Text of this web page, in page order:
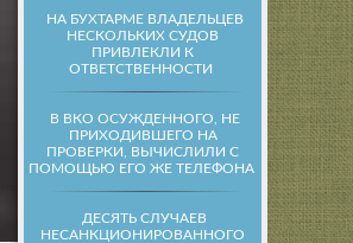
НА БУХТАРМЕ ВЛАДЕЛЬЦЕВ
НЕСКОЛЬКИХ СУДОВ
ПРИВЛЕКЛИ К
ОТВЕТСТВЕННОСТИ
В ВКО ОСУЖДЕННОГО, НЕ
ПРИХОДИВШЕГО НА
ПРОВЕРКИ, ВЫЧИСЛИЛИ С
ПОМОЩЬЮ ЕГО ЖЕ ТЕЛЕФОНА
ДЕСЯТЬ СЛУЧАЕВ
НЕСАНКЦИОНИРОВАННОГО